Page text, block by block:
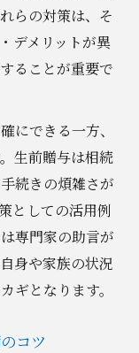
らの対策は、そ
デメリットが異
ることが重要で
にできる一方、
生前贈与は相続
続きの煩雑さが
としての活用例
専門家の助言が
身や家族の状況
ギとなります。
コツ